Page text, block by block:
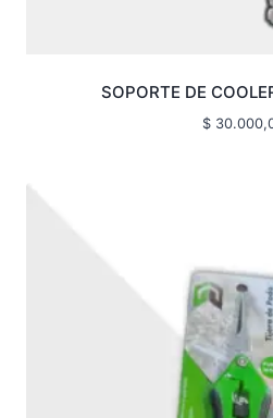
SOPORTE DE
$